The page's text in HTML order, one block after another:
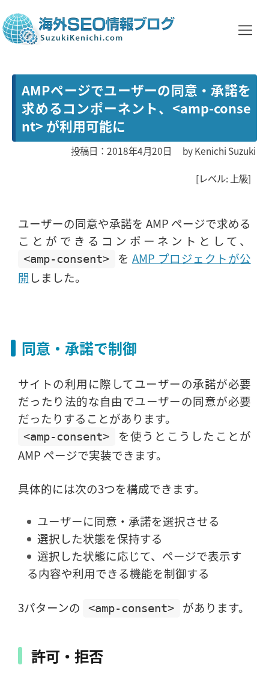
AMPページでユーザーの同意・承諾を
求めるコンポーネント、<amp-conse
nt> が利用可能に
投稿日：2018年4月20日 byKenichi Suzuki
[レベル: 上級]
ユーザーの同意や承諾を AMP ページで求める
ことができるコンポーネントとして、
<amp-consent> をAMP プロジェクトが公
開 しました。
同意・承諾で制御
サイトの利用に際してユーザーの承諾が必要
だったり法的な自由でユーザーの同意が必要
だったりすることがあります。
<amp-consent>
を使うとこうしたことが
AMP ページで実装できます。
具体的には次の3つを構成できます。
ユーザーに同意・承諾を選択させる
選択した状態を保持する
選択した状態に応じて、ページで表示す
る内容や利用できる機能を制御する
3パターンの <amp-consent> があります。
許可・拒否